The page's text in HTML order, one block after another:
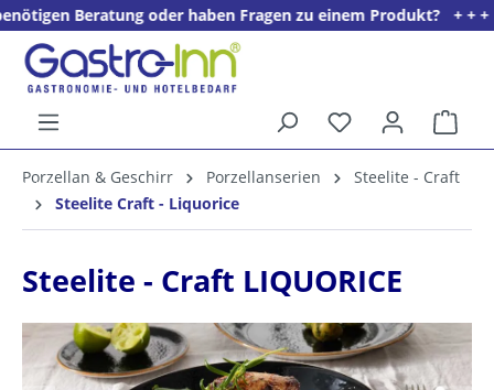
springen
Beratung oder haben Fragen zu einem Produkt? + + + Wir
Willkommens­rabatt**
für neue Kunden
Porzellan & Geschirr Porzellanserien
Steelite - Craft
Steelite Craft - Liquorice
Steelite - Craft LIQUORICE